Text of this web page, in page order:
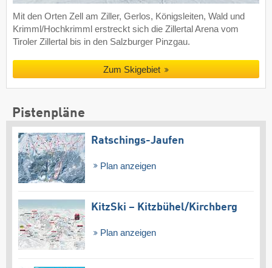
Mit den Orten Zell am Ziller, Gerlos, Königsleiten, Wald und
Krimml/Hochkrimml erstreckt sich die Zillertal Arena vom
Tiroler Zillertal bis in den Salzburger Pinzgau.
Zum Skigebiet
Pistenpläne
Ratschings-Jaufen
Plan anzeigen
KitzSki – Kitzbühel/​Kirchberg
Plan anzeigen